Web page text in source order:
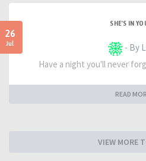
26
Jul
SHE'S IN
- By
Have a night you'll never
READ
VIEW MORE